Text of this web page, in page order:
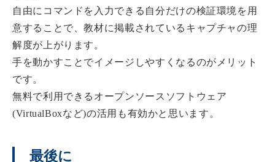
自由にコマンドを入力できる自分だけの検証環境を用
意することで、教材に掲載されているキャプチャの理
解度が上がります。
手を動かすことでイメージしやすくなるのがメリット
です。
無料で利用できるオープンソースソフトウェア
(VirtualBoxなど)の活用も有効かと思います。
最後に